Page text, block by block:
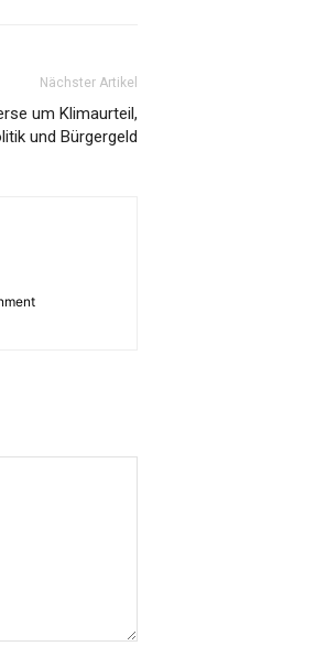
Nächster Artikel
um Klimaurteil,
und Bürgergeld